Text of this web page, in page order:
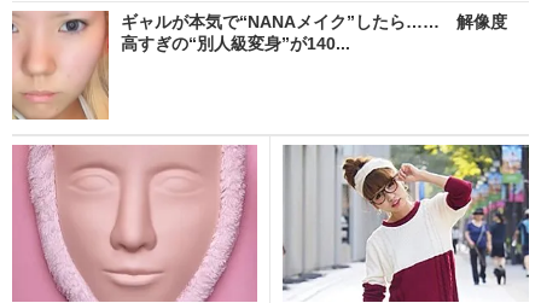
ギャルが本気で“NANAメイク”したら…… 解像度
高すぎの“別人級変身”が140...